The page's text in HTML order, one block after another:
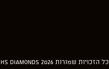
כל הזכויות שמורות 2026 HS diamonds